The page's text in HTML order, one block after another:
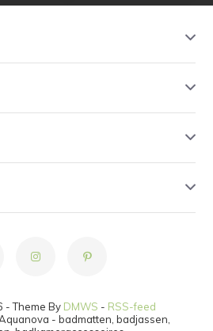
- Theme By DMWS - RSS-feed
- badmatten, badjassen,